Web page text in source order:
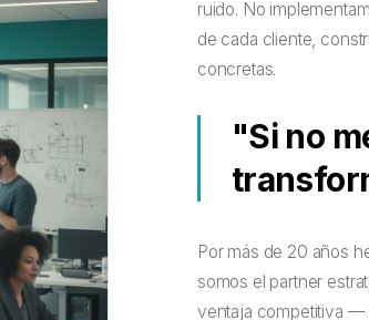
ruido. No
de cada cliente,
concretas.
"Si no
Por más de 20 años
somos el partner
ventaja competitiva —